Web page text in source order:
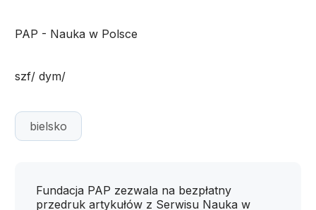
PAP - Nauka w Polsce
szf/ dym/
bielsko
Fundacja PAP zezwala na bezpłatny
przedruk artykułów z Serwisu Nauka w